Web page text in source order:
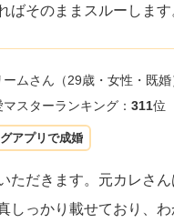
ばそのままスルーします
ームさん （29歳・女性・既婚
マスターランキング： 311位
アプリで成婚
ただきます。元カレさ
しっかり載せており、